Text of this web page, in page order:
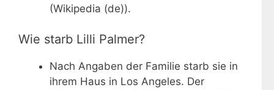
(Wikipedia (de)).
Wie starb Lilli Palmer?
Nach Angaben der Familie starb sie in
ihrem Haus in Los Angeles. Der